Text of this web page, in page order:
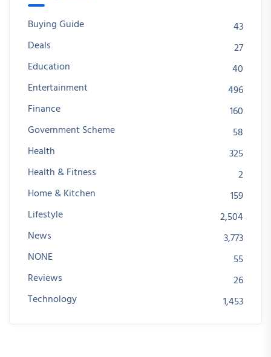
Buying Guide
43
Deals
27
Education
40
Entertainment
496
Finance
160
Government Scheme
58
Health
325
Health & Fitness
2
Home & Kitchen
159
Lifestyle
2,504
News
3,773
NONE
55
Reviews
26
Technology
1,453